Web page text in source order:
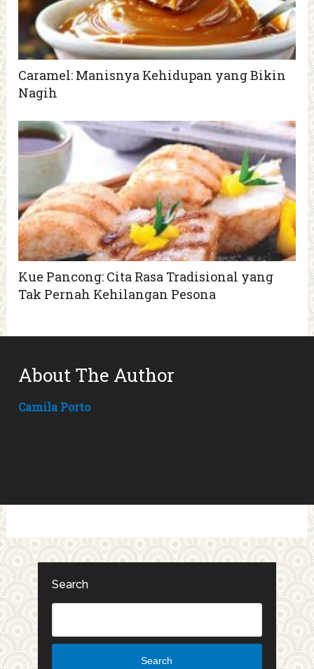
Caramel: Manisnya Kehidupan yang Bikin
Nagih
Kue Pancong: Cita Rasa Tradisional yang
Tak Pernah Kehilangan Pesona
About The Author
Camila Porto
Search
Search